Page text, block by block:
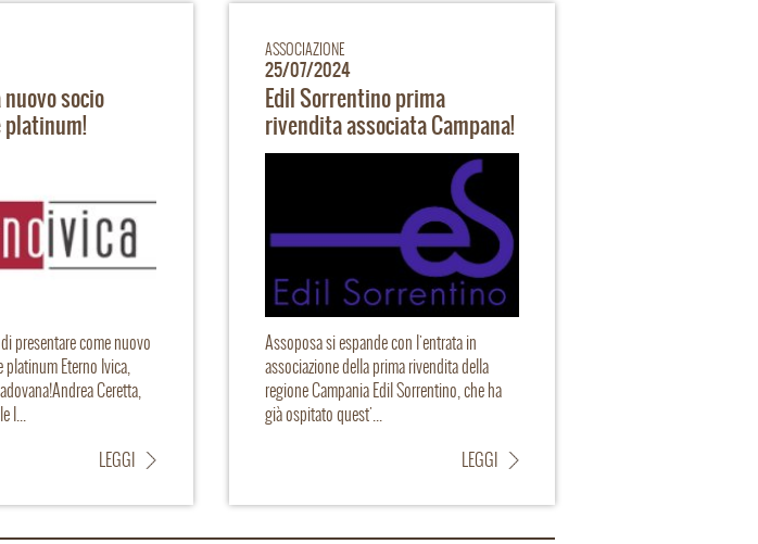
socio
presentare come nuovo
Eterno Ivica,
Ceretta,
I...
LEGGI
ASSOCIAZIONE
25/07/2024
Edil Sorrentino prima
rivendita associata Campana!
Assoposa si espande con l'entrata in
associazione della prima rivendita della
regione Campania Edil Sorrentino, che ha
già ospitato quest'...
LEGGI